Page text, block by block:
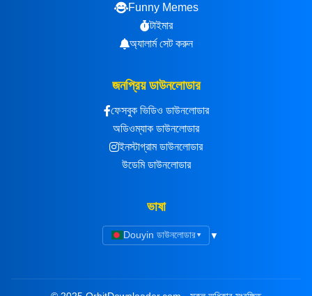
Funny Memes
টাইমার
অ্যালার্ম সেট করুন
জনপ্রিয় ডাউনলোডার
ফেসবুক ভিডিও ডাউনলোডার
অডিওম্যাক ডাউনলোডার
ইনস্টাগ্রাম ডাউনলোডার
উডেমি ডাউনলোডার
ভাষা
Douyin ডাউনলোডার▾